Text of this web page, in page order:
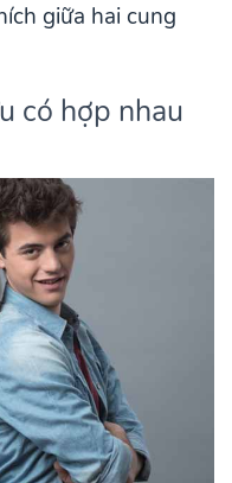
giữa hai cung
có hợp nhau